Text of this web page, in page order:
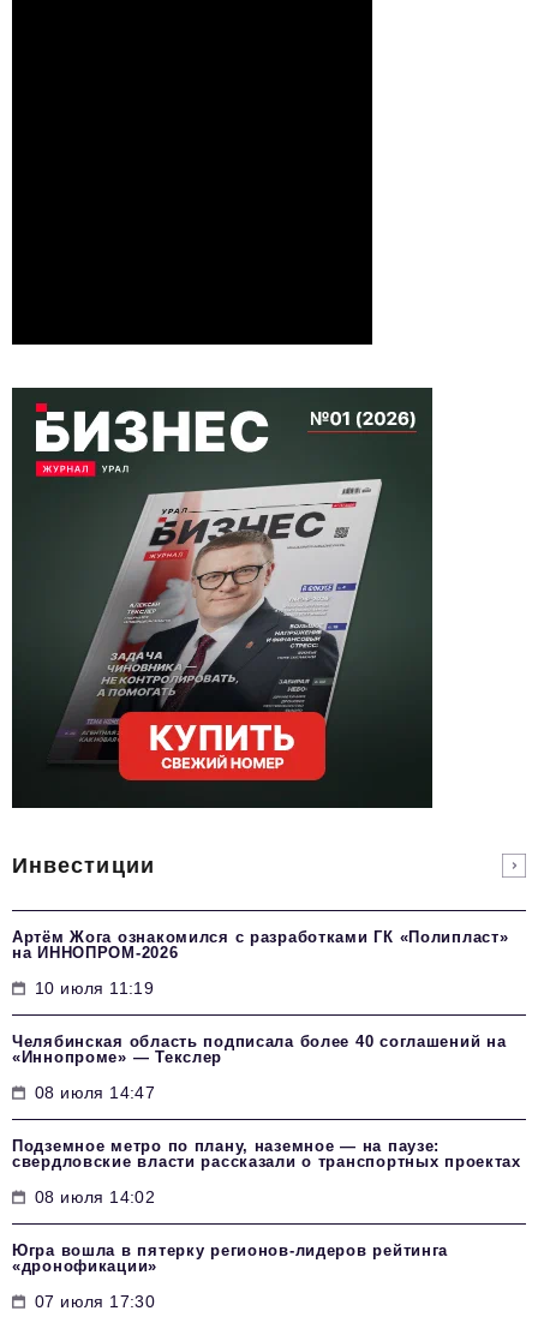
Инвестиции
Артём Жога ознакомился с разработками ГК «Полипласт»
на ИННОПРОМ-2026
10 июля 11:19
Челябинская область подписала более 40 соглашений на
«Иннопроме» — Текслер
08 июля 14:47
Подземное метро по плану, наземное — на паузе:
свердловские власти рассказали о транспортных проектах
08 июля 14:02
Югра вошла в пятерку регионов-лидеров рейтинга
«дронофикации»
07 июля 17:30